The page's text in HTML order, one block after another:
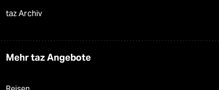
taz Archiv
Mehr taz Angebote